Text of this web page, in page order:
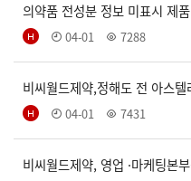
의약품 전성분 정보 미표시 제
04-01 7288
비씨월드제약,정해도 전 아스
04-01 7431
비씨월드제약, 영업 ·마케팅본